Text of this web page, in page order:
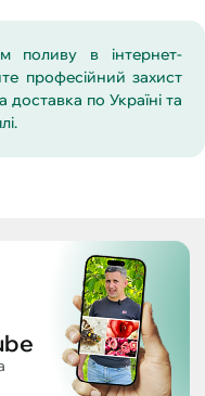
поливу в інтернет-
професійний захист
по Україні та